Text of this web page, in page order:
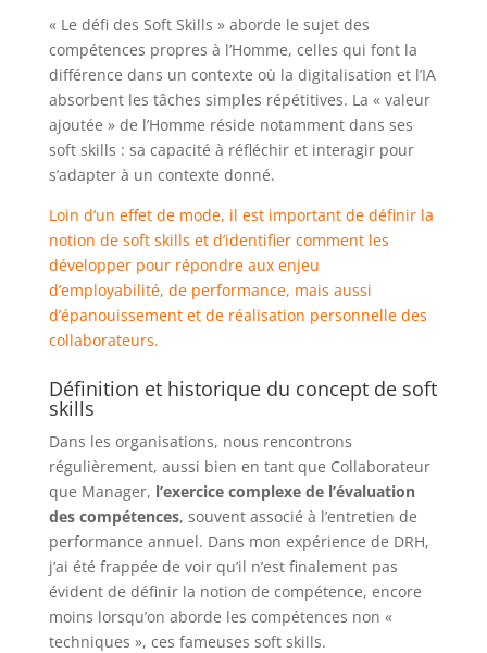
« Le défi des Soft Skills » aborde le sujet des
compétences propres à l’Homme, celles qui font la
différence dans un contexte où la digitalisation et l’IA
absorbent les tâches simples répétitives. La « valeur
ajoutée » de l’Homme réside notamment dans ses
soft skills : sa capacité à réfléchir et interagir pour
s’adapter à un contexte donné.
Loin d’un effet de mode, il est important de définir la
notion de soft skills et d’identifier comment les
développer pour répondre aux enjeu
d’employabilité, de performance, mais aussi
d’épanouissement et de réalisation personnelle des
collaborateurs.
Définition et historique du concept de soft
skills
Dans les organisations, nous rencontrons
régulièrement, aussi bien en tant que Collaborateur
que Manager, l’exercice complexe de l’évaluation
des compétences, souvent associé à l’entretien de
performance annuel. Dans mon expérience de DRH,
j’ai été frappée de voir qu’il n’est finalement pas
évident de définir la notion de compétence, encore
moins lorsqu’on aborde les compétences non «
techniques », ces fameuses soft skills.